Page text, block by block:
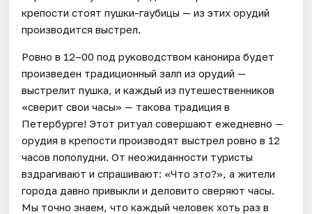
крепости стоят пушки-гаубицы — из этих орудий
производится выстрел.
Ровно в 12–00 под руководством канонира будет
произведен традиционный залп из орудий —
выстрелит пушка, и каждый из путешественников
«сверит свои часы» — такова традиция в
Петербурге! Этот ритуал совершают ежедневно —
орудия в крепости производят выстрел ровно в 12
часов пополудни. От неожиданности туристы
вздрагивают и спрашивают: «Что это?», а жители
города давно привыкли и деловито сверяют часы.
Мы точно знаем, что каждый человек хоть раз в